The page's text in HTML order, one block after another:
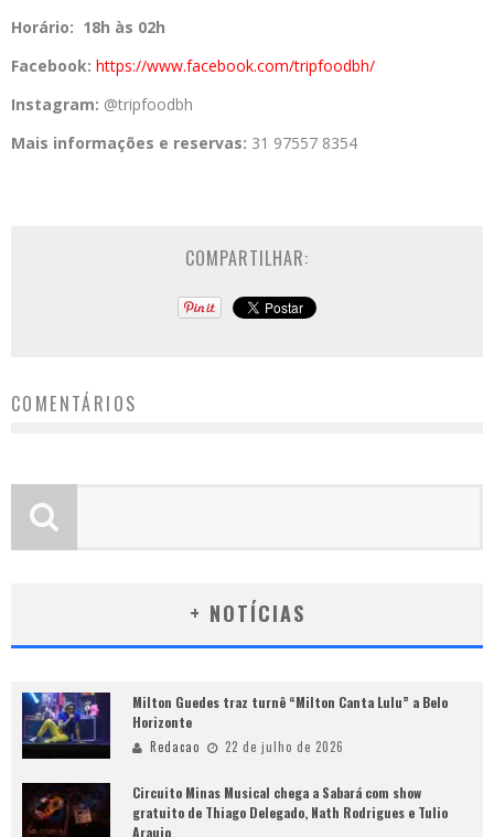
Horário: 18h às 02h
Facebook: https://www.facebook.com/tripfoodbh/
Instagram: @tripfoodbh
Mais informações e reservas: 31 97557 8354
COMPARTILHAR:
COMENTÁRIOS
+ NOTÍCIAS
Milton Guedes traz turnê “Milton Canta Lulu” a Belo
Horizonte
Redacao 22 de julho de 2026
Circuito Minas Musical chega a Sabará com show
gratuito de Thiago Delegado, Nath Rodrigues e Tulio
Araujo